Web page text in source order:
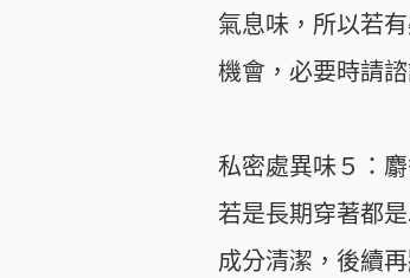
氣息味，所以若
機會，必要時請
私密處異味５：
若是長期穿著都
成分清潔，後續